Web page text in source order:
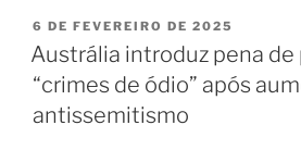
6 DE FEVEREIRO DE 2025
Austrália introduz pena de
“crimes de ódio” após
antissemitismo